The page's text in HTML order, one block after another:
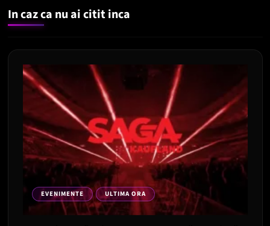
In caz ca nu ai citit inca
EVENIMENTE ULTIMA ORA